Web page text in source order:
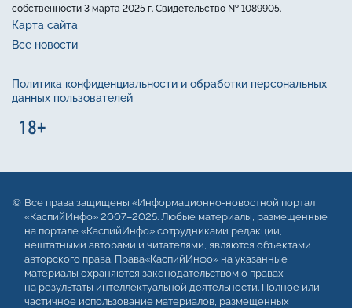
собственности 3 марта 2025 г. Свидетельство № 1089905.
Карта сайта
Все новости
Политика конфиденциальности и обработки персональных
данных пользователей
Все права защищены «Информационно-новостной портал
«КаспийИнфо» 2007–2025. Любые материалы, размещенные
на портале «КаспийИнфо» сотрудниками редакции,
нештатными авторами и читателями, являются объектами
авторского права. Права«КаспийИнфо» на указанные
материалы охраняются законодательством о правах
на результаты интеллектуальной деятельности. Полное или
частичное использование материалов, размещенных